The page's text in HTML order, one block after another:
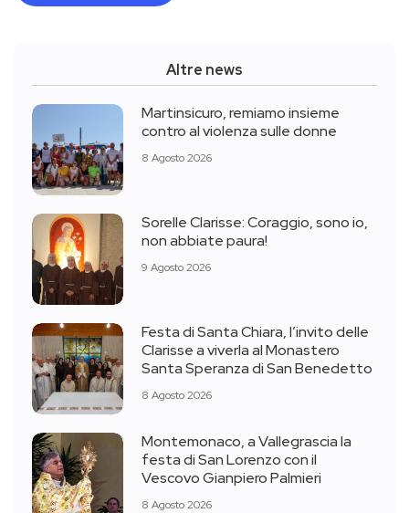
Altre news
Martinsicuro, remiamo insieme
contro al violenza sulle donne
8 Agosto 2026
Sorelle Clarisse: Coraggio, sono io,
non abbiate paura!
9 Agosto 2026
Festa di Santa Chiara, l’invito delle
Clarisse a viverla al Monastero
Santa Speranza di San Benedetto
8 Agosto 2026
Montemonaco, a Vallegrascia la
festa di San Lorenzo con il
Vescovo Gianpiero Palmieri
8 Agosto 2026